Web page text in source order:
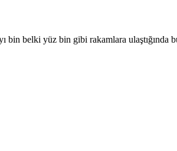
belki yüz bin gibi rakamlara ulaştığında